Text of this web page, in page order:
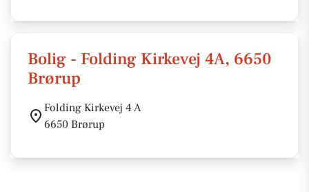
Bolig - Folding Kirkevej 4A, 6650
Brørup
Folding Kirkevej 4 A
6650 Brørup